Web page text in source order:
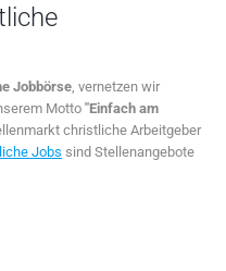
Jobbörse , vernetzen wir
Motto "Einfach am
christliche Arbeitgeber
Jobs sind Stellenangebote